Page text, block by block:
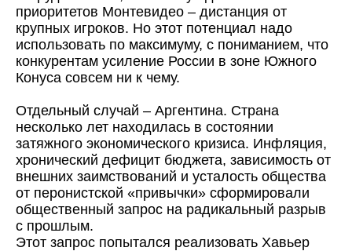
приоритетов Монтевидео – дистанция от
крупных игроков. Но этот потенциал надо
использовать по максимуму, с пониманием, что
конкурентам усиление России в зоне Южного
Конуса совсем ни к чему.
Отдельный случай – Аргентина. Страна
несколько лет находилась в состоянии
затяжного экономического кризиса. Инфляция,
хронический дефицит бюджета, зависимость от
внешних заимствований и усталость общества
от перонистской «привычки» сформировали
общественный запрос на радикальный разрыв
с прошлым.
Этот запрос попытался реализовать Хавьер